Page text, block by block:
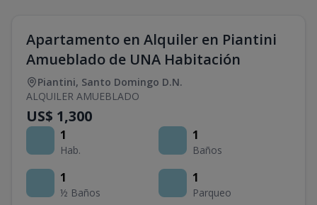
Apartamento en Alquiler en Piantini
Amueblado de UNA Habitación
Piantini, Santo Domingo D.N.
ALQUILER AMUEBLADO
US$ 1,300
1
Hab.
1
Baños
1
½ Baños
1
Parqueo